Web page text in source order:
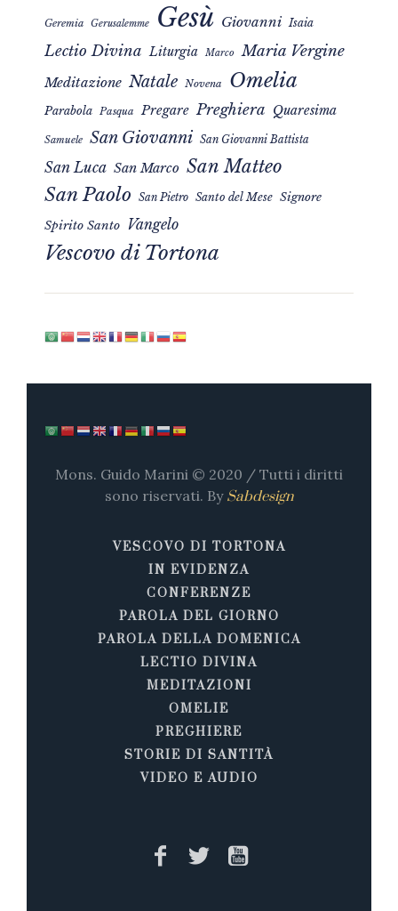
Geremia Gerusalemme Gesù Giovanni Isaia
Lectio Divina Liturgia Marco Maria Vergine
Meditazione Natale Novena Omelia
Parabola Pasqua Pregare Preghiera Quaresima
Samuele San Giovanni San Giovanni Battista
San Luca San Marco San Matteo
San Paolo San Pietro Santo del Mese Signore
Spirito Santo Vangelo
Vescovo di Tortona
Mons. Guido Marini © 2020 / Tutti i diritti
sono riservati. By Sabdesign
VESCOVO DI TORTONA
IN EVIDENZA
CONFERENZE
PAROLA DEL GIORNO
PAROLA DELLA DOMENICA
LECTIO DIVINA
MEDITAZIONI
OMELIE
PREGHIERE
STORIE DI SANTITÀ
VIDEO E AUDIO